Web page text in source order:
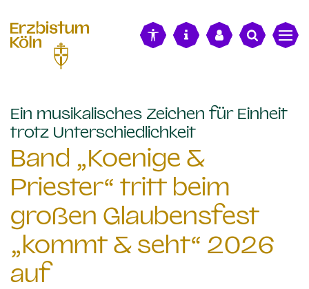
Ein musikalisches Zeichen für Einheit
trotz Unterschiedlichkeit:
Band „Koenige &
Priester“ tritt beim
großen Glaubensfest
„kommt & seht“ 2026
auf